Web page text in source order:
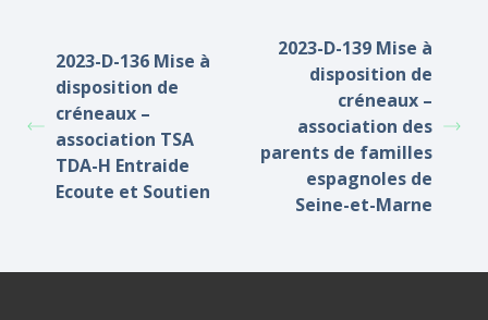
2023-D-136 Mise à
disposition de
créneaux –
association TSA
TDA-H Entraide
Ecoute et Soutien
2023-D-139 Mise à
disposition de
créneaux –
association des
parents de familles
espagnoles de
Seine-et-Marne